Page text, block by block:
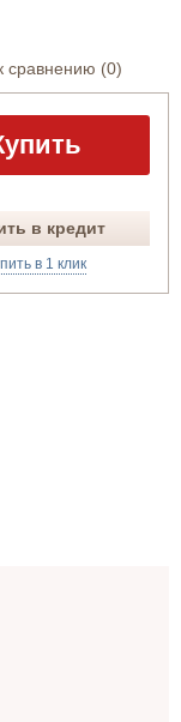
сравнению (0)
в кредит
в 1 клик